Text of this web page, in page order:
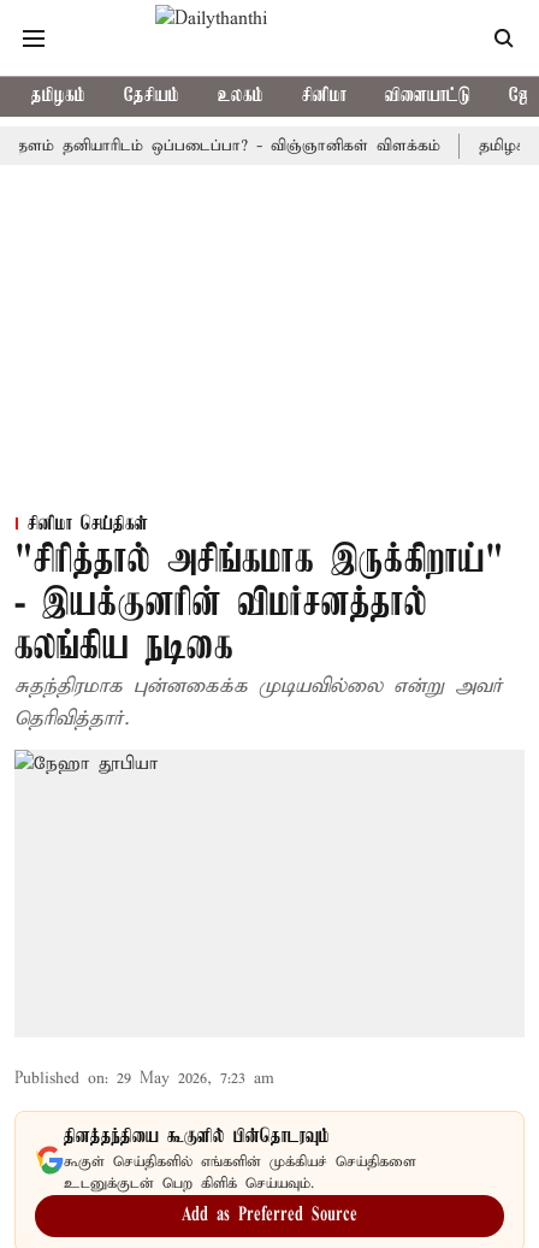
தமிழகம் தேசியம் உலகம் சினிமா விளையாட்டு
தனியாரிடம் ஒப்படைப்பா? - விஞ்ஞானிகள் விளக்கம் தமிழக அரசு
சினிமா செய்திகள்
"சிரித்தால் அசிங்கமாக இருக்கிறாய்"
- இயக்குனரின் விமர்சனத்தால்
கலங்கிய நடிகை
சுதந்திரமாக புன்னகைக்க முடியவில்லை என்று அவர்
தெரிவித்தார்.
Published on: 29 May 2026, 7:23 am
தினத்தந்தியை கூகுளில் பின்தொடரவும்
கூகுள் செய்திகளில் எங்களின் முக்கியச் செய்திகளை
உடனுக்குடன் பெற கிளிக் செய்யவும்.
Add as Preferred Source